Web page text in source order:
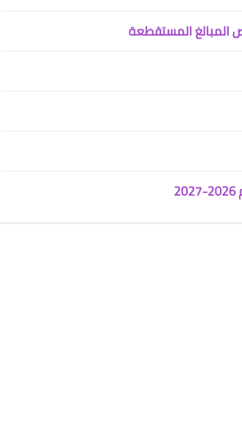
المبالغ المستقطعة